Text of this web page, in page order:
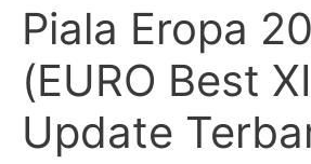
Piala Eropa
(EURO Best XI
Update